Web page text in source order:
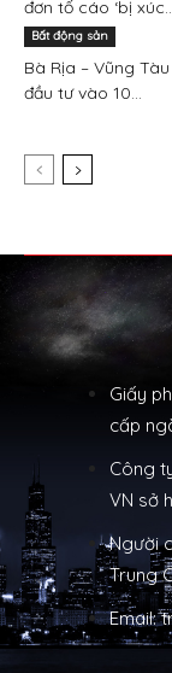
đơn tố cáo ‘bị
Bất động sản
Bà Rịa – Vũng
đầu tư vào 10...
Giấy
cấp
Công
VN sở
Người
Trung
Email: